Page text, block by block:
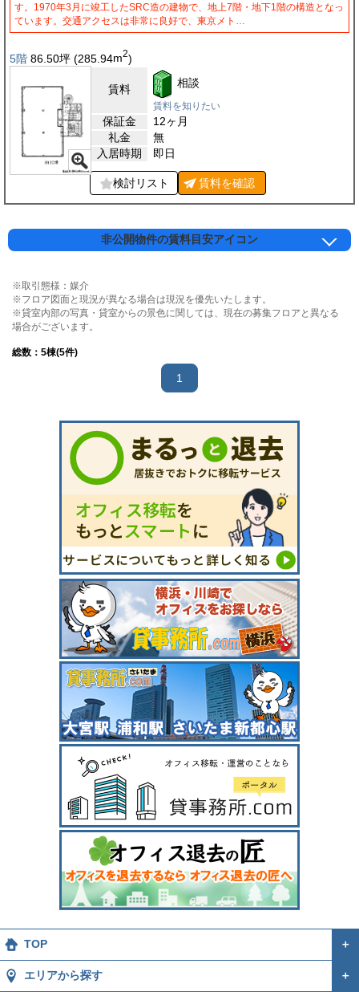
す。1970年3月に竣工したSRC造の建物で、地上7階・地下1階の構造となっ
ています。交通アクセスは非常に良好で、東京メト…
5階 86.50坪 (285.94m2)
賃料 相談
賃料を知りたい
保証金
12ヶ月
礼金
無
入居時期
即日
検討リスト 賃料を確認
非公開物件の賃料目安アイコン
※取引態様：媒介
※フロア図面と現況が異なる場合は現況を優先いたします。
※貸室内部の写真・貸室からの景色に関しては、現在の募集フロアと異なる
場合がございます。
総数： 5棟(5件)
1
TOP ＋
エリアから探す ＋